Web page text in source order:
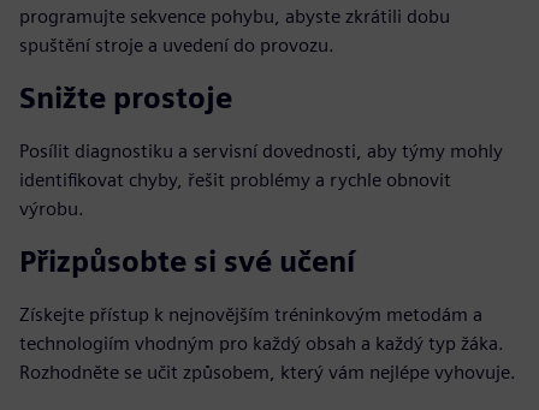
programujte sekvence pohybu, abyste zkrátili dobu
spuštění stroje a uvedení do provozu.
Snižte prostoje
Posílit diagnostiku a servisní dovednosti, aby týmy mohly
identifikovat chyby, řešit problémy a rychle obnovit
výrobu.
Přizpůsobte si své učení
Získejte přístup k nejnovějším tréninkovým metodám a
technologiím vhodným pro každý obsah a každý typ žáka.
Rozhodněte se učit způsobem, který vám nejlépe vyhovuje.